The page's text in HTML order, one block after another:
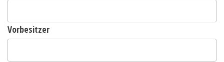
Vorbesitzer